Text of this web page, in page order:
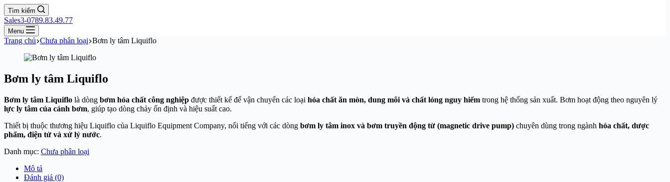
Tìm kiếm
Sales3-0789.83.49.77
Menu
Trang chủ Chưa phân loại Bơm ly tâm Liquiflo
Bơm ly tâm Liquiflo
Bơm ly tâm Liquiflo là dòng bơm hóa chất công nghiệp được thiết kế để vận chuyển các loại hóa chất ăn mòn, dung môi và chất lỏng nguy hiểm trong hệ thống sản xuất. Bơm hoạt động theo nguyên lý
lực ly tâm của cánh bơm, giúp tạo dòng chảy ổn định và hiệu suất cao.
Thiết bị thuộc thương hiệu Liquiflo của Liquiflo Equipment Company, nổi tiếng với các dòng bơm ly tâm inox và bơm truyền động từ (magnetic drive pump) chuyên dùng trong ngành hóa chất, dược
phẩm, điện tử và xử lý nước.
Danh mục: Chưa phân loại
Mô tả
Đánh giá (0)